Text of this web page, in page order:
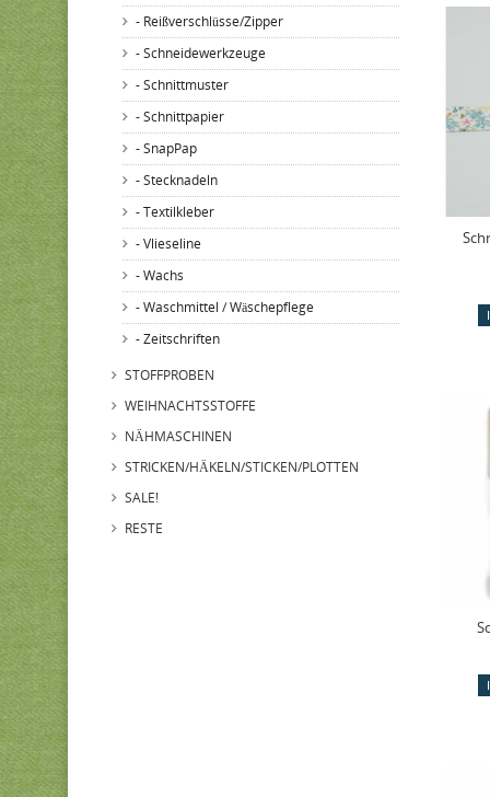
- Reißverschlüsse/Zipper
- Schneidewerkzeuge
- Schnittmuster
- Schnittpapier
- SnapPap
- Stecknadeln
- Textilkleber
- Vlieseline
- Wachs
- Waschmittel / Wäschepflege
- Zeitschriften
STOFFPROBEN
WEIHNACHTSSTOFFE
NÄHMASCHINEN
STRICKEN/HÄKELN/STICKEN/PLOTTEN
SALE!
RESTE